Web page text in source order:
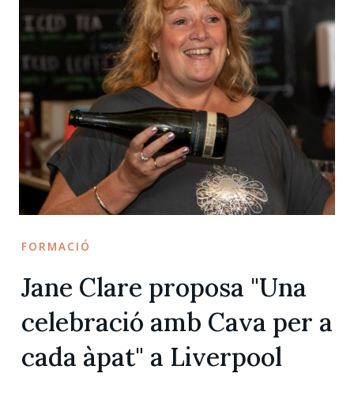
FORMACIÓ
Jane Clare proposa "Una
celebració amb Cava per a
cada àpat" a Liverpool